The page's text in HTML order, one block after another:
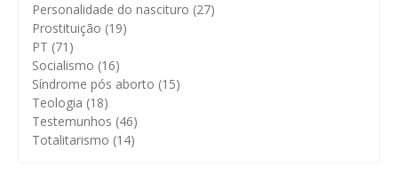
Personalidade do nascituro (27)
Prostituição (19)
PT (71)
Socialismo (16)
Síndrome pós aborto (15)
Teologia (18)
Testemunhos (46)
Totalitarismo (14)